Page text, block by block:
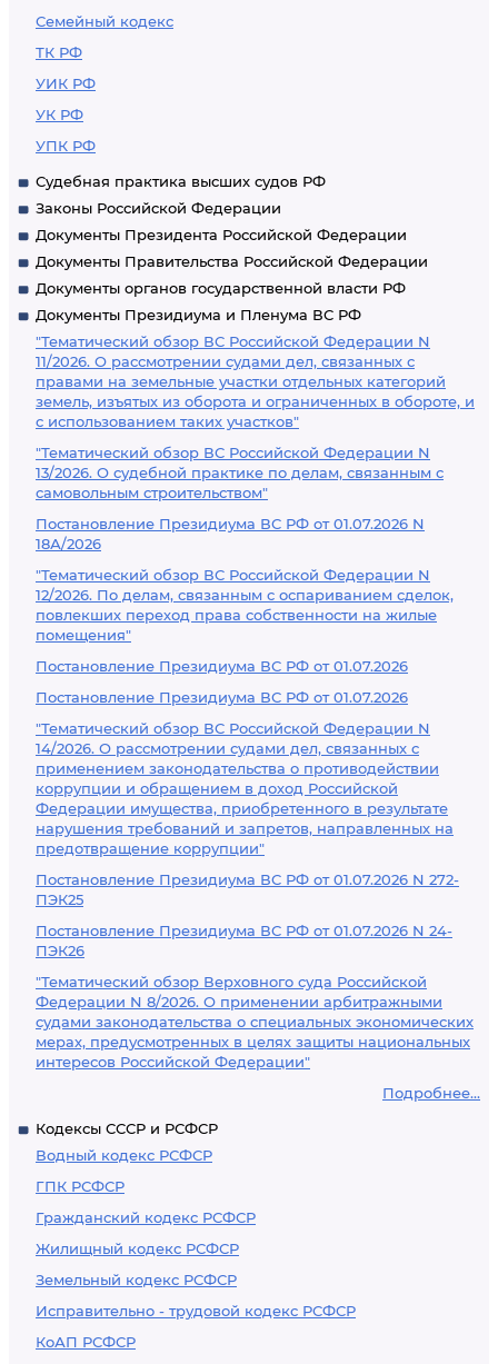
Семейный кодекс
ТК РФ
УИК РФ
УК РФ
УПК РФ
Судебная практика высших судов РФ
Законы Российской Федерации
Документы Президента Российской Федерации
Документы Правительства Российской Федерации
Документы органов государственной власти РФ
Документы Президиума и Пленума ВС РФ
"Тематический обзор ВС Российской Федерации N
11/2026. О рассмотрении судами дел, связанных с
правами на земельные участки отдельных категорий
земель, изъятых из оборота и ограниченных в обороте, и
с использованием таких участков"
"Тематический обзор ВС Российской Федерации N
13/2026. О судебной практике по делам, связанным с
самовольным строительством"
Постановление Президиума ВС РФ от 01.07.2026 N
18А/2026
"Тематический обзор ВС Российской Федерации N
12/2026. По делам, связанным с оспариванием сделок,
повлекших переход права собственности на жилые
помещения"
Постановление Президиума ВС РФ от 01.07.2026
Постановление Президиума ВС РФ от 01.07.2026
"Тематический обзор ВС Российской Федерации N
14/2026. О рассмотрении судами дел, связанных с
применением законодательства о противодействии
коррупции и обращением в доход Российской
Федерации имущества, приобретенного в результате
нарушения требований и запретов, направленных на
предотвращение коррупции"
Постановление Президиума ВС РФ от 01.07.2026 N 272-
ПЭК25
Постановление Президиума ВС РФ от 01.07.2026 N 24-
ПЭК26
"Тематический обзор Верховного суда Российской
Федерации N 8/2026. О применении арбитражными
судами законодательства о специальных экономических
мерах, предусмотренных в целях защиты национальных
интересов Российской Федерации"
Подробнее...
Кодексы СССР и РСФСР
Водный кодекс РСФСР
ГПК РСФСР
Гражданский кодекс РСФСР
Жилищный кодекс РСФСР
Земельный кодекс РСФСР
Исправительно - трудовой кодекс РСФСР
КоАП РСФСР